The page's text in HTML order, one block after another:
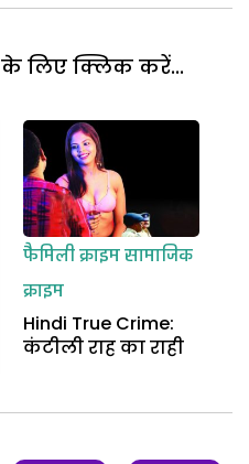
लिए क्लिक करें...
फैमिली क्राइमसामाजिक
क्राइम
Hindi True Crime:
कंटीली राह का राही